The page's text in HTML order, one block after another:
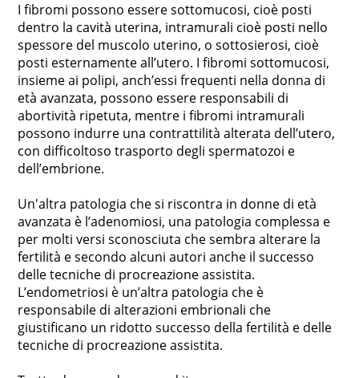
I fibromi possono essere sottomucosi, cioè posti
dentro la cavità uterina, intramurali cioè posti nello
spessore del muscolo uterino, o sottosierosi, cioè
posti esternamente all’utero. I fibromi sottomucosi,
insieme ai polipi, anch’essi frequenti nella donna di
età avanzata, possono essere responsabili di
abortività ripetuta, mentre i fibromi intramurali
possono indurre una contrattilità alterata dell’utero,
con difficoltoso trasporto degli spermatozoi e
dell’embrione.
Un'altra patologia che si riscontra in donne di età
avanzata è l’adenomiosi, una patologia complessa e
per molti versi sconosciuta che sembra alterare la
fertilità e secondo alcuni autori anche il successo
delle tecniche di procreazione assistita.
L’endometriosi è un’altra patologia che è
responsabile di alterazioni embrionali che
giustificano un ridotto successo della fertilità e delle
tecniche di procreazione assistita.